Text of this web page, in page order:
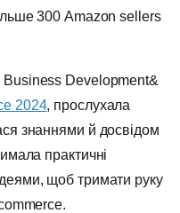
300 Amazon sellers
Business Development&
2024, прослухала
знаннями й досвідом
практичні
щоб тримати руку